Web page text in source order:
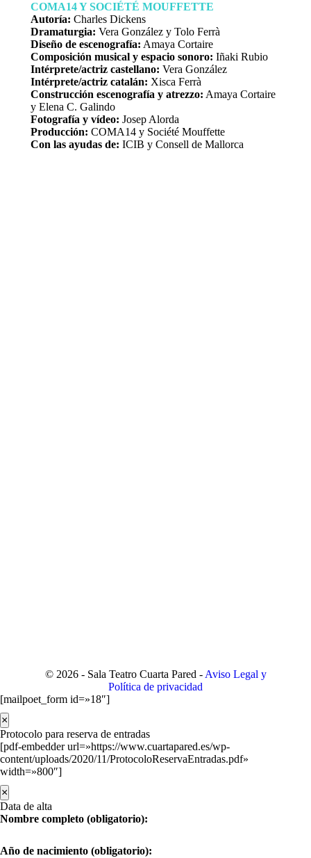
COMA14 Y SOCIÉTÉ MOUFFETTE
Autoría: Charles Dickens
Dramaturgia: Vera González y Tolo Ferrà
Diseño de escenografía: Amaya Cortaire
Composición musical y espacio sonoro: Iñaki Rubio
Intérprete/actriz castellano: Vera González
Intérprete/actriz catalán: Xisca Ferrà
Construcción escenografía y atrezzo: Amaya Cortaire
y Elena C. Galindo
Fotografía y vídeo: Josep Alorda
Producción: COMA14 y Société Mouffette
Con las ayudas de: ICIB y Consell de Mallorca
© 2026 - Sala Teatro Cuarta Pared - Aviso Legal y
Política de privacidad
[mailpoet_form id=»18″]
×
Protocolo para reserva de entradas
[pdf-embedder url=»https://www.cuartapared.es/wp-
content/uploads/2020/11/ProtocoloReservaEntradas.pdf»
width=»800″]
×
Data de alta
Nombre completo (obligatorio):
Año de nacimiento (obligatorio):